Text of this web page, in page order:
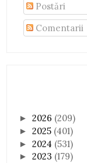
Postări
Comentarii
►2026 (209)
►2025 (401)
►2024 (531)
►2023 (179)